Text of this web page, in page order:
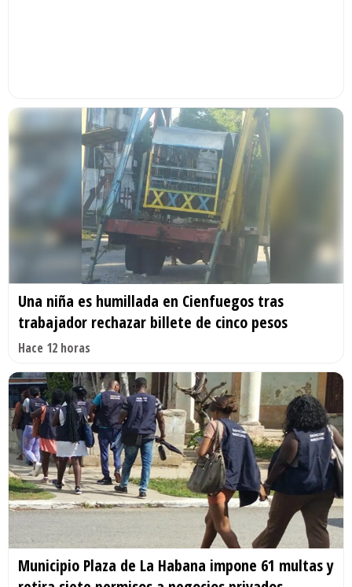
Una niña es humillada en Cienfuegos tras
trabajador rechazar billete de cinco pesos
Hace 12 horas
Municipio Plaza de La Habana impone 61 multas y